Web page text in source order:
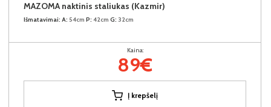
MAZOMA naktinis staliukas (Kazmir)
Išmatavimai: A: 54cm P: 42cm G: 32cm
Kaina:
89€
Į krepšelį